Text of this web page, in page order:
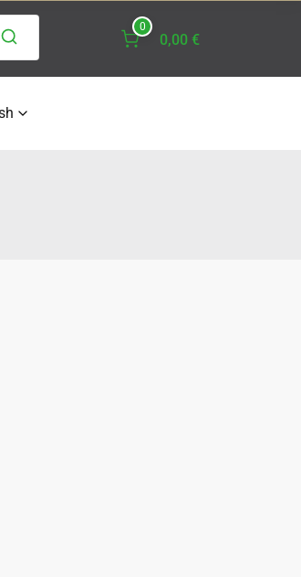
0
0,00 €